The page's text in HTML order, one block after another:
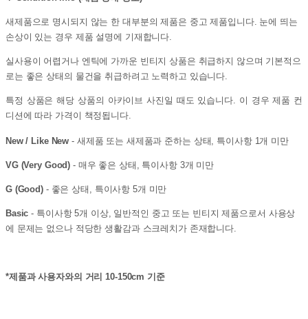
새제품으로 명시되지 않는 한 대부분의 제품은 중고 제품입니다. 눈에 띄는
손상이 있는 경우 제품 설명에 기재합니다.
실사용이 어렵거나 엔틱에 가까운 빈티지 상품은 취급하지 않으며 기본적으
로는 좋은 상태의 물건을 취급하려고 노력하고 있습니다.
특정 상품은 해당 상품의 아카이브 사진일 때도 있습니다. 이 경우 제품 컨
디션에 따라 가격이 책정됩니다.
New / Like New - 새제품 또는 새제품과 준하는 상태, 특이사항 1개 미만
VG (Very Good) - 매우 좋은 상태, 특이사항 3개 미만
G (Good)- 좋은 상태, 특이사항 5개 미만
Basic - 특이사항 5개 이상, 일반적인 중고 또는 빈티지 제품으로서 사용상
에 문제는 없으나 적당한 생활감과 스크레치가 존재합니다.
*제품과 사용자와의 거리 10-150cm 기준